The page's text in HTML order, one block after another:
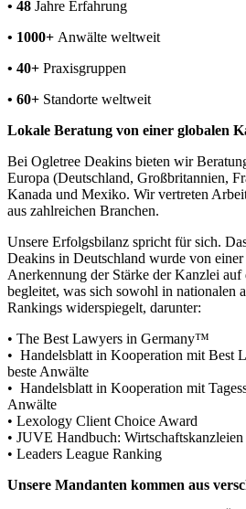
• 48 Jahre Erfahrung
• 1000+ Anwälte weltweit
• 40+ Praxisgruppen
• 60+ Standorte weltweit
Lokale Beratung von einer globalen
Bei Ogletree Deakins bieten wir
Europa (Deutschland, Großbritannien,
Kanada und Mexiko. Wir vertreten
aus zahlreichen Branchen.
Unsere Erfolgsbilanz spricht für sich.
Deakins in Deutschland wurde von einer
Anerkennung der Stärke der Kanzlei auf
begleitet, was sich sowohl in nationalen
Rankings widerspiegelt, darunter:
• The Best Lawyers in Germany™
• Handelsblatt in Kooperation mit Best
beste Anwälte
• Handelsblatt in Kooperation mit
Anwälte
• Lexology Client Choice Award
• JUVE Handbuch: Wirtschaftskanzleien
• Leaders League Ranking
Unsere Mandanten kommen aus